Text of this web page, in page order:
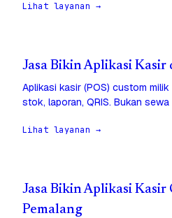
Lihat layanan →
Jasa Bikin Aplikasi Kasir
Aplikasi kasir (POS) custom
stok, laporan, QRIS. Bukan sewa
Lihat layanan →
Jasa Bikin Aplikasi Kasir
Pemalang